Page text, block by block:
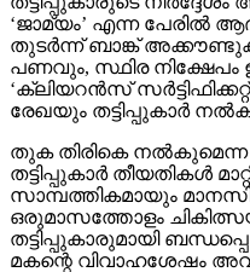
‘ജാമ്യം’ എന്ന പേരില്‍
തുടര്‍ന്ന് ബാങ്ക്
പണവും, സ്ഥിര നിക്ഷേപം
‘ക്ലിയറന്‍സ്
രേഖയും തട്ടിപ്പുകാര്‍
തുക തിരികെ നല്‍കുമെന്ന
തട്ടിപ്പുകാര്‍ തീയതികള്‍
സാമ്പത്തികമായും
ഒരുമാസത്തോളം
തട്ടിപ്പുകാരുമായി
മകന്റെ വിവാഹശേഷം